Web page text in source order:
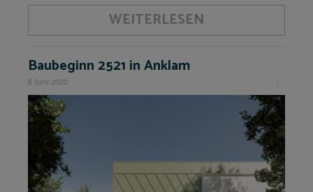
WEITERLESEN
Baubeginn 2521 in Anklam
8. Juni 2020